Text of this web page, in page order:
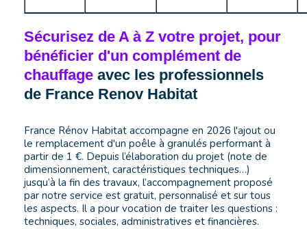
Sécurisez de A à Z votre projet, pour
bénéficier d'un complément de
chauffage avec les professionnels
de France Renov Habitat
France Rénov Habitat accompagne en 2026 l'ajout ou
le remplacement d'un poêle à granulés performant à
partir de 1 €. Depuis l’élaboration du projet (note de
dimensionnement, caractéristiques techniques…)
jusqu’à la fin des travaux, l’accompagnement proposé
par notre service est gratuit, personnalisé et sur tous
les aspects. Il a pour vocation de traiter les questions :
techniques, sociales, administratives et financières.